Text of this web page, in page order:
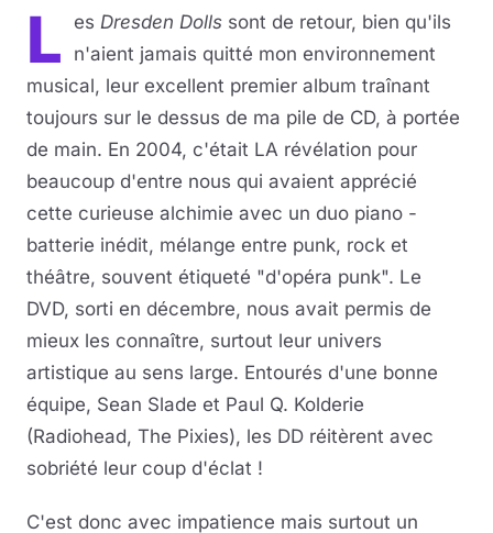
L es Dresden Dolls sont de retour, bien qu'ils
n'aient jamais quitté mon environnement
musical, leur excellent premier album traînant
toujours sur le dessus de ma pile de CD, à portée
de main. En 2004, c'était LA révélation pour
beaucoup d'entre nous qui avaient apprécié
cette curieuse alchimie avec un duo piano -
batterie inédit, mélange entre punk, rock et
théâtre, souvent étiqueté "d'opéra punk". Le
DVD, sorti en décembre, nous avait permis de
mieux les connaître, surtout leur univers
artistique au sens large. Entourés d'une bonne
équipe, Sean Slade et Paul Q. Kolderie
(Radiohead, The Pixies), les DD réitèrent avec
sobriété leur coup d'éclat !
C'est donc avec impatience mais surtout un